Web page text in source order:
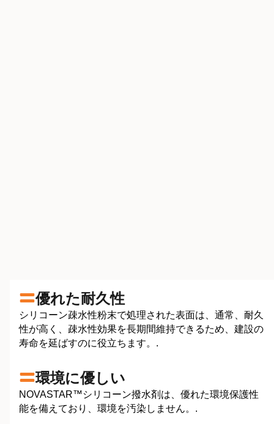
優れた耐久性
シリコーン疎水性粉末で処理された表面は、通常、耐久
性が高く、疎水性効果を長期間維持できるため、建設の
寿命を延ばすのに役立ちます。.
環境に優しい
NOVASTAR™シリコーン撥水剤は、優れた環境保護性
能を備えており、環境を汚染しません。.